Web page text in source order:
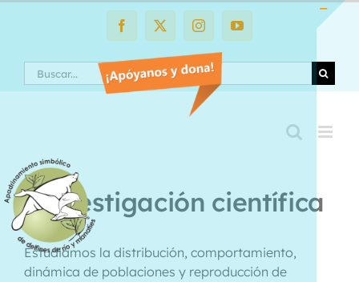
Facebook
X InstagramYouTube
Search
Investigación científica
Estudiamos la distribución, comportamiento,
dinámica de poblaciones y reproducción de
Bar
Area